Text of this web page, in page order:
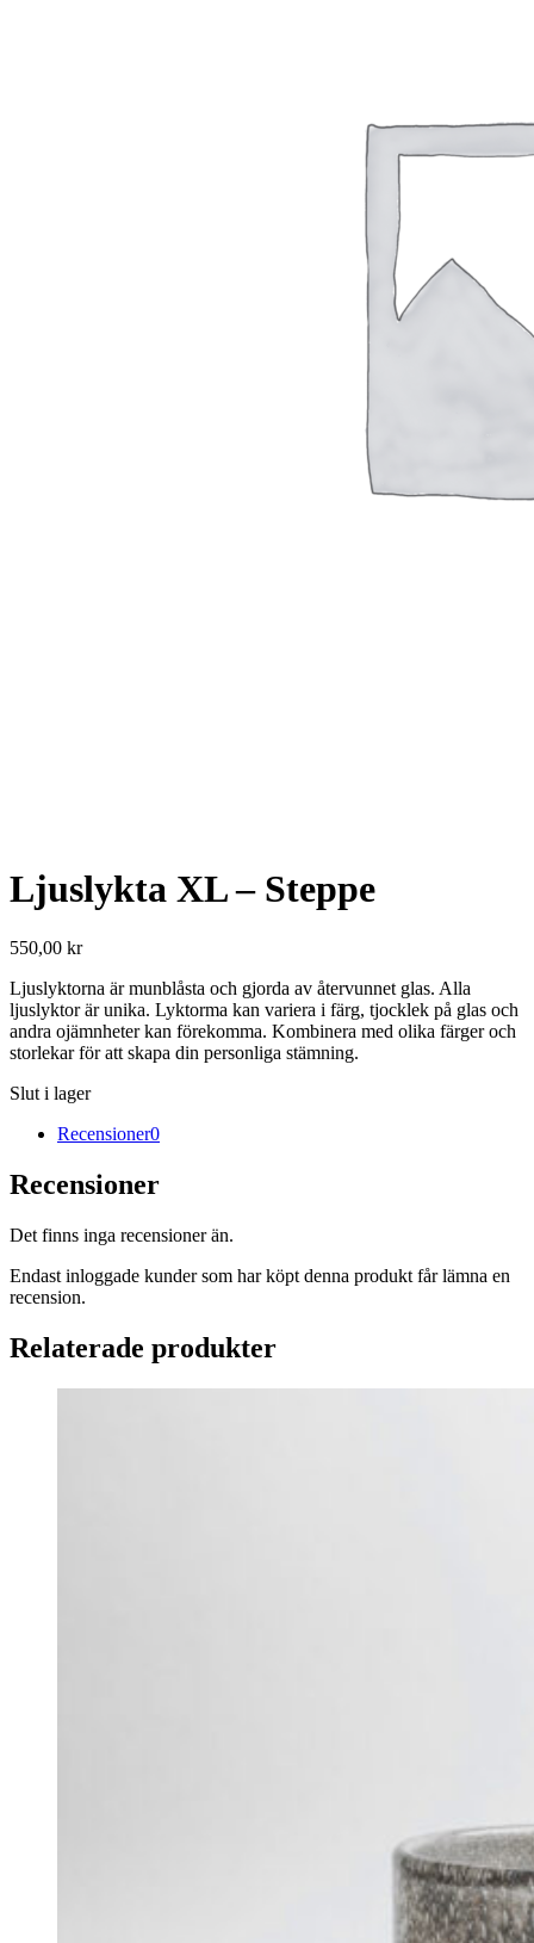
Ljuslykta XL – Steppe
550,00 kr
Ljuslyktorna är munblåsta och gjorda av återvunnet glas. Alla
ljuslyktor är unika. Lyktorma kan variera i färg, tjocklek på glas och
andra ojämnheter kan förekomma. Kombinera med olika färger och
storlekar för att skapa din personliga stämning.
Slut i lager
Recensioner0
Recensioner
Det finns inga recensioner än.
Endast inloggade kunder som har köpt denna produkt får lämna en
recension.
Relaterade produkter